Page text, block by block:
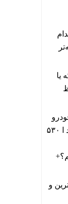
یا
مرداد ۱۴۰۵/ این افراد می‌توانند سود ا ۵۳۰
و